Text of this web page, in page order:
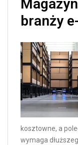
branży
kosztowne, a
wymaga